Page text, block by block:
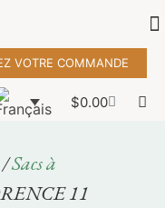
VOTRE COMMANDE
$0.00
Sacs à
11